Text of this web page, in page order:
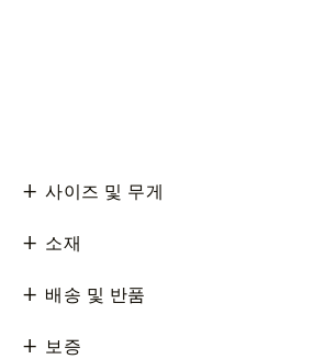
사이즈 및 무게
소재
배송 및 반품
보증